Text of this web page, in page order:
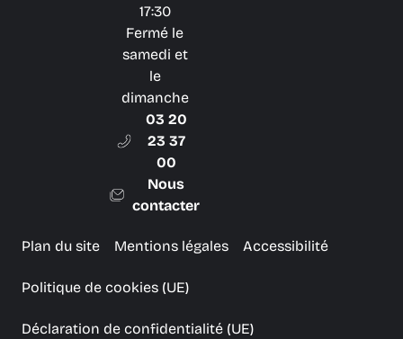
17:30
Fermé le
samedi et
le
dimanche
03 20
23 37
00
Nous
contacter
Plan du site Mentions légales Accessibilité
Politique de cookies (UE)
Déclaration de confidentialité (UE)